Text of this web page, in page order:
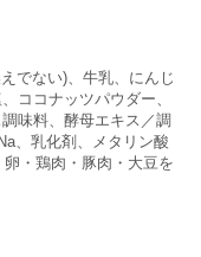
でない)、牛乳、にんじ
ココナッツパウダー、
味料、酵母エキス／調
、乳化剤、メタリン酸
・鶏肉・豚肉・大豆を